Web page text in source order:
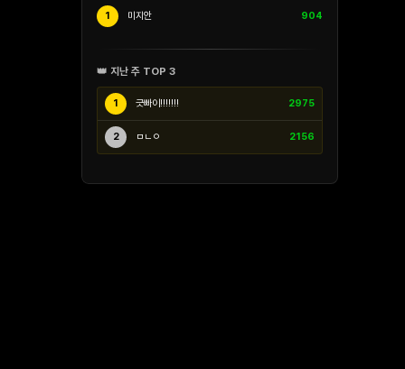
1 미지안 904
👑 지난 주 TOP 3
1 긋빠이!!!!!!! 2975
2 ㅁㄴㅇ 2156